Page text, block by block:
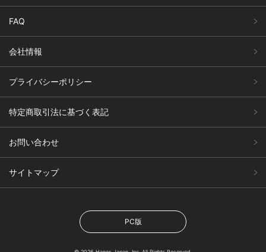
FAQ
会社情報
プライバシーポリシー
特定商取引法に基づく表記
お問い合わせ
サイトマップ
PC版